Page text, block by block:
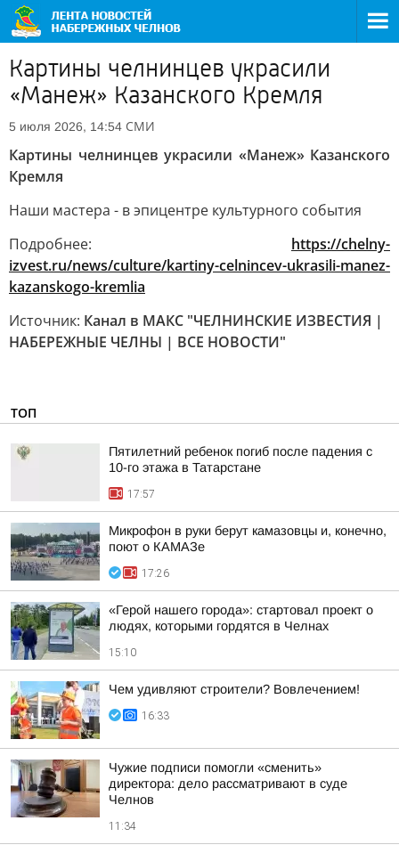
Картины челнинцев украсили
«Манеж» Казанского Кремля
5 июля 2026, 14:54 СМИ
Картины челнинцев украсили «Манеж» Казанского
Кремля
Наши мастера - в эпицентре культурного события
Подробнее: https://chelny-
izvest.ru/news/culture/kartiny-celnincev-ukrasili-manez-
kazanskogo-kremlia
Источник: Канал в МАКС "ЧЕЛНИНСКИЕ ИЗВЕСТИЯ |
НАБЕРЕЖНЫЕ ЧЕЛНЫ | ВСЕ НОВОСТИ"
ТОП
Пятилетний ребенок погиб после падения с
10-го этажа в Татарстане
17:57
Микрофон в руки берут камазовцы и, конечно,
поют о КАМАЗе
17:26
«Герой нашего города»: стартовал проект о
людях, которыми гордятся в Челнах
15:10
Чем удивляют строители? Вовлечением!
16:33
Чужие подписи помогли «сменить»
директора: дело рассматривают в суде
Челнов
11:34